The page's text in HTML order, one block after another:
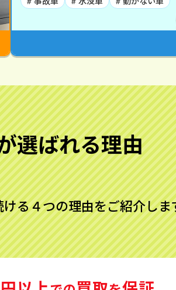
選ばれる理由
る４つの理由をご紹介しま